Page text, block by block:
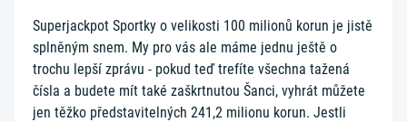
Superjackpot Sportky o velikosti 100 milionů korun je jistě
splněným snem. My pro vás ale máme jednu ještě o
trochu lepší zprávu - pokud teď trefíte všechna tažená
čísla a budete mít také zaškrtnutou Šanci, vyhrát můžete
jen těžko představitelných 241,2 milionu korun. Jestli